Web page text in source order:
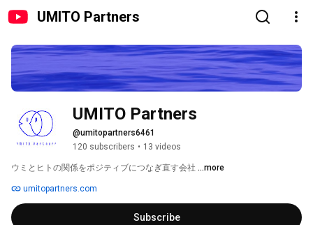
UMITO Partners
UMITO Partners
@umitopartners6461
120 subscribers • 13 videos
ウミとヒトの関係をポジティブにつなぎ直す会社 ...more
umitopartners.com
Subscribe